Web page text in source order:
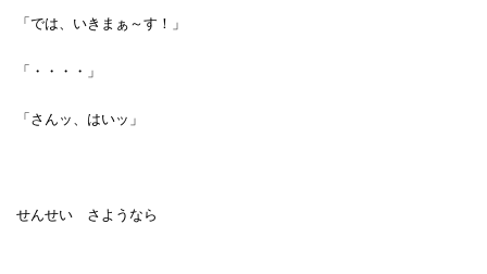
「では、いきまぁ～す！」
「・・・・」
「さんッ、はいッ」
せんせい さようなら